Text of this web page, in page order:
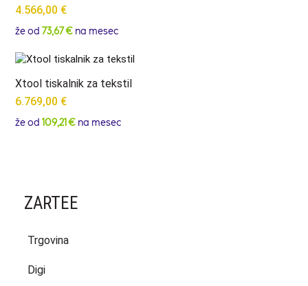
4.566,00 €
že od73,67 € na mesec
Xtool tiskalnik za tekstil
6.769,00 €
že od109,21 € na mesec
ZARTEE
Trgovina
Digi